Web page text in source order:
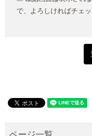
で、よろしければチェ